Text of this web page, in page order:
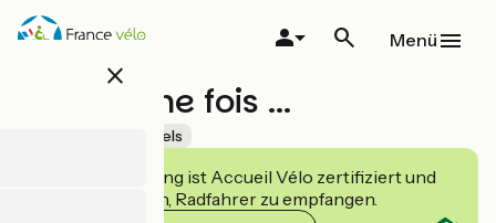
Direkt
zum
close
Menü
Il était une fois ...
Hotels
Diese Einrichtung ist Accueil Vélo zertifiziert und
verpflichtet sich, Radfahrer zu empfangen.